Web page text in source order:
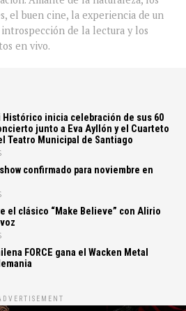
el buen cine, la experiencia de un
de la lectura y los
en vivo.
Histórico inicia celebración de sus 60
junto a Eva Ayllón y el Cuarteto
Teatro Municipal de Santiago
confirmado para noviembre en
el clásico “Make Believe” con Alirio
FORCE gana el Wacken Metal